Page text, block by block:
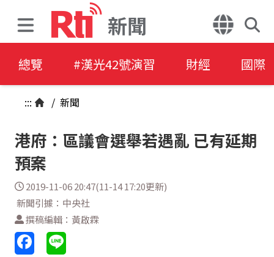
新聞
總覽 #漢光42號演習 財經 國際
::: / 新聞
港府：區議會選舉若遇亂 已有延期
預案
2019-11-06 20:47(11-14 17:20更新)
新聞引據：中央社
撰稿編輯：黃啟霖